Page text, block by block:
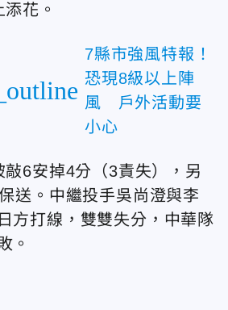
花。
7縣市強風特報！
恐現8級以上陣
風 戶外活動要
小心
6安掉4分（3責失），另
送。中繼投手吳尚澄與李
方打線，雙雙失分，中華隊
。